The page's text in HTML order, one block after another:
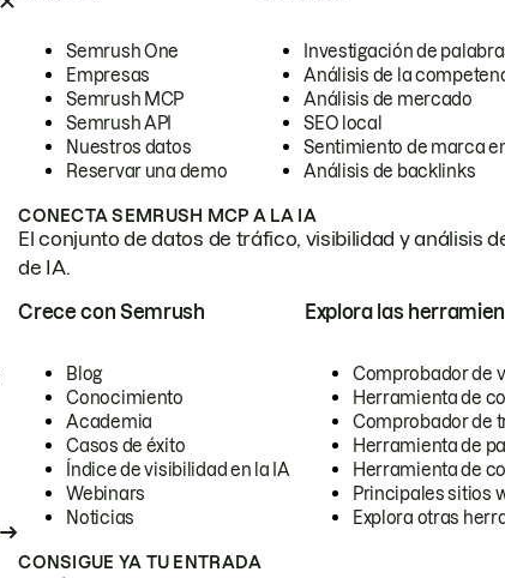
Semrush One
Empresas
Semrush MCP
Semrush API
Nuestros datos
Reservar una demo
Investigación de
Análisis de la
Análisis de mercado
SEO local
Sentimiento de marca
Análisis de backlinks
CONECTA SEMRUSH MCP A LA IA
El conjunto de datos de tráfico, visibilidad y análisis
de IA.
Crece con Semrush
Blog
Conocimiento
Academia
Casos de éxito
Índice de visibilidad en la IA
Webinars
Noticias
Explora las
Comprobador de
Herramienta de
Comprobador de
Herramienta de
Herramienta de
Principales sitios
Explora otras
CONSIGUE YA TU ENTRADA